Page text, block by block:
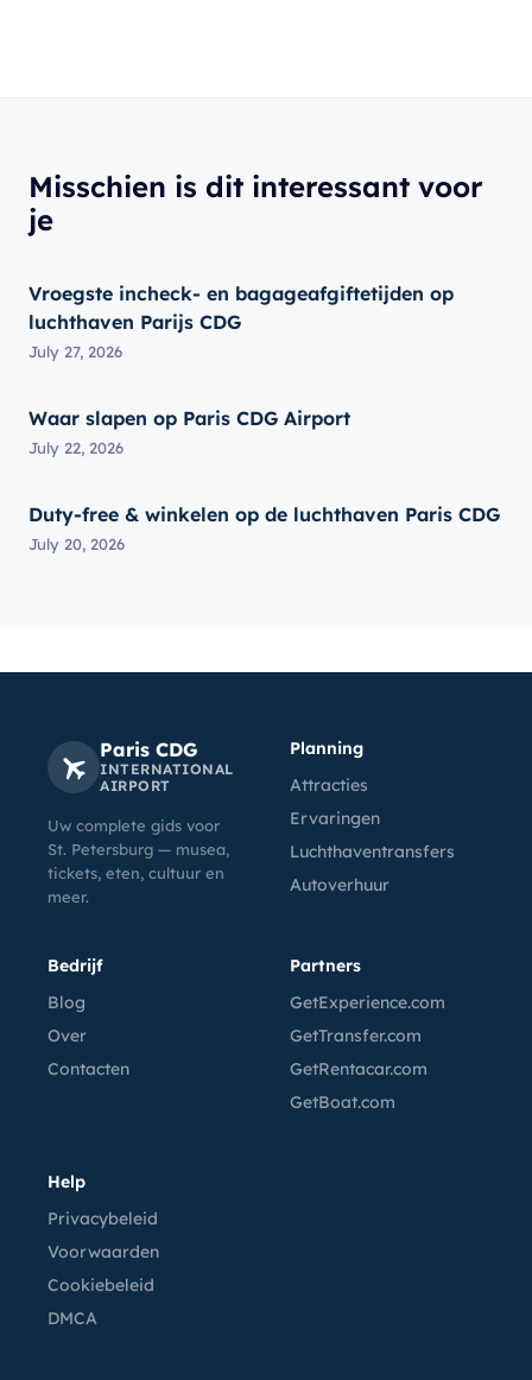
Misschien is dit interessant voor
je
Vroegste incheck- en bagageafgiftetijden op
luchthaven Parijs CDG
July 27, 2026
Waar slapen op Paris CDG Airport
July 22, 2026
Duty-free & winkelen op de luchthaven Paris CDG
July 20, 2026
Paris CDG
INTERNATIONAL
AIRPORT
Uw complete gids voor
St. Petersburg — musea,
tickets, eten, cultuur en
meer.
Planning
Attracties
Ervaringen
Luchthaventransfers
Autoverhuur
Bedrijf
Blog
Over
Contacten
Partners
GetExperience.com
GetTransfer.com
GetRentacar.com
GetBoat.com
Help
Privacybeleid
Voorwaarden
Cookiebeleid
DMCA